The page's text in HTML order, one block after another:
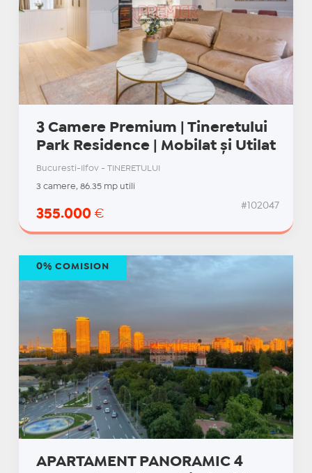
3 Camere Premium | Tineretului
Park Residence | Mobilat și Utilat
Bucuresti-Ilfov - TINERETULUI
3 camere, 86.35 mp utili
355.000 €
#102047
APARTAMENT PANORAMIC 4
0% COMISION